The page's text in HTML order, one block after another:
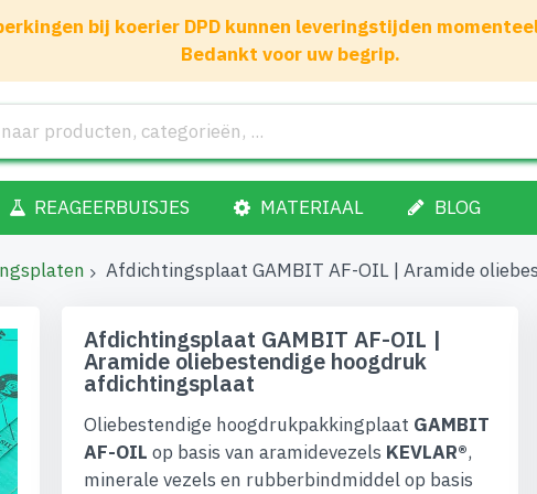
bij koerier DPD kunnen leveringstijden
Bedankt voor uw begrip.
REAGEERBUISJES MATERIAAL BLOG
Afdichtingsplaat GAMBIT AF-OIL | Aramide
Afdichtingsplaat GAMBIT AF-OIL |
Aramide oliebestendige hoogdruk
afdichtingsplaat
Oliebestendige hoogdrukpakkingplaat GAMBIT
AF-OIL op basis van aramidevezels KEVLAR®,
minerale vezels en rubberbindmiddel op basis